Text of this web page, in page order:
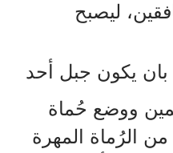
ليصبح
بان يكون جبل
أحد
ووضع حُماة
من الرُماة
المهرة